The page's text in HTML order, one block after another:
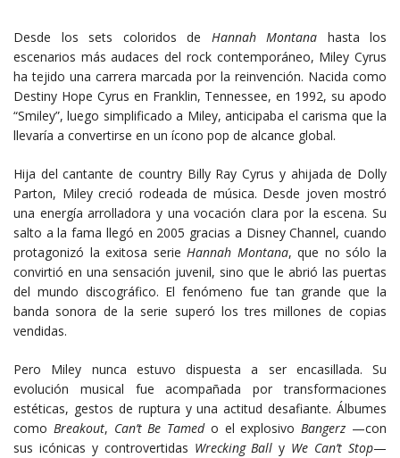
Desde los sets coloridos de Hannah Montana hasta los
escenarios más audaces del rock contemporáneo, Miley Cyrus
ha tejido una carrera marcada por la reinvención. Nacida como
Destiny Hope Cyrus en Franklin, Tennessee, en 1992, su apodo
“Smiley”, luego simplificado a Miley, anticipaba el carisma que la
llevaría a convertirse en un ícono pop de alcance global.
Hija del cantante de country Billy Ray Cyrus y ahijada de Dolly
Parton, Miley creció rodeada de música. Desde joven mostró
una energía arrolladora y una vocación clara por la escena. Su
salto a la fama llegó en 2005 gracias a Disney Channel, cuando
protagonizó la exitosa serieHannah Montana, que no sólo la
convirtió en una sensación juvenil, sino que le abrió las puertas
del mundo discográfico. El fenómeno fue tan grande que la
banda sonora de la serie superó los tres millones de copias
vendidas.
Pero Miley nunca estuvo dispuesta a ser encasillada. Su
evolución musical fue acompañada por transformaciones
estéticas, gestos de ruptura y una actitud desafiante. Álbumes
como Breakout, Can’t Be Tamedo el explosivoBangerz —con
sus icónicas y controvertidas Wrecking Ball y We Can’t Stop—